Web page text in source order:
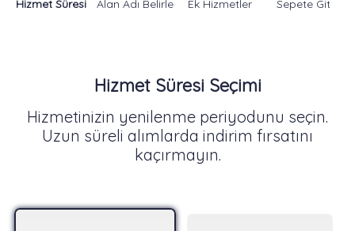
Hizmet Süresi Alan Adı Belirle Ek Hizmetler Sepete Git
Hizmet Süresi Seçimi
Hizmetinizin yenilenme periyodunu seçin.
Uzun süreli alımlarda indirim fırsatını
kaçırmayın.